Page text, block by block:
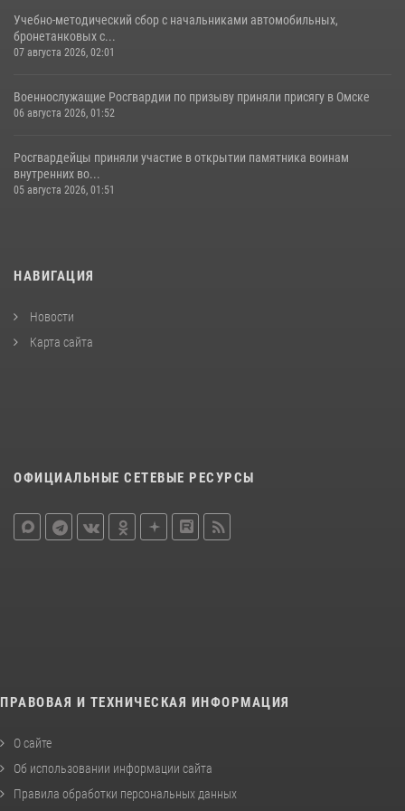
Учебно-методический сбор с начальниками автомобильных,
бронетанковых с...
07 августа 2026, 02:01
Военнослужащие Росгвардии по призыву приняли присягу в Омске
06 августа 2026, 01:52
Росгвардейцы приняли участие в открытии памятника воинам
внутренних во...
05 августа 2026, 01:51
НАВИГАЦИЯ
Новости
Карта сайта
ОФИЦИАЛЬНЫЕ СЕТЕВЫЕ РЕСУРСЫ
ПРАВОВАЯ И ТЕХНИЧЕСКАЯ ИНФОРМАЦИЯ
О сайте
Об использовании информации сайта
Правила обработки персональных данных